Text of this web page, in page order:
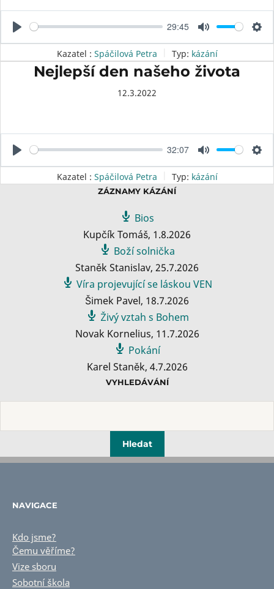
s
P
l
a
29:45
M
u
t
e
S
e
t
s
Kazatel : Spáčilová Petra Typ: kázání
Nejlepší den našeho života
12.3.2022
P
l
a
32:07
M
u
t
S
e
t
Kazatel : Spáčilová Petra Typ: kázání
ZÁZNAMY KÁZÁNÍ
Bios
Kupčík Tomáš, 1.8.2026
Boží solnička
Staněk Stanislav, 25.7.2026
Víra projevující se láskou VEN
Šimek Pavel, 18.7.2026
Živý vztah s Bohem
Novak Kornelius, 11.7.2026
Pokání
Karel Staněk, 4.7.2026
VYHLEDÁVÁNÍ
NAVIGACE
Kdo jsme?
Čemu věříme?
Vize sboru
Sobotní škola